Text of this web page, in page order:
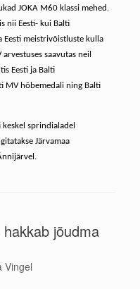
JOKA M60 klassi mehed.
nii Eesti- kui Balti
Eesti meistrivõistluste kulla
saavutas neil
Eesti ja Balti
MV hõbemedali ning Balti
sprindialadel
Järvamaa
jõudma
Vingel